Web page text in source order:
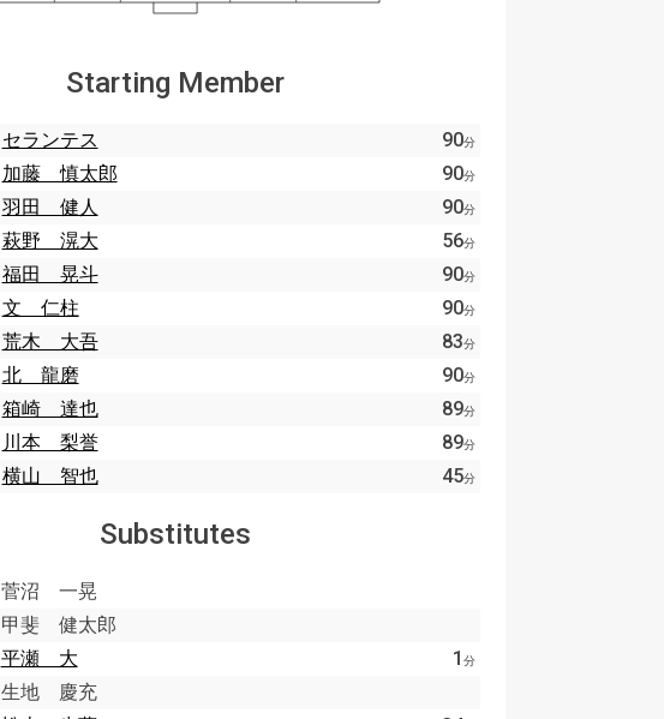
Starting Member
セランテス 90分
加藤 慎太郎 90分
羽田 健人 90分
萩野 滉大 56分
福田 晃斗 90分
文 仁柱 90分
荒木 大吾 83分
北 龍磨 90分
箱崎 達也 89分
川本 梨誉 89分
横山 智也 45分
Substitutes
菅沼 一晃
甲斐 健太郎
平瀬 大 1 分
生地 慶充